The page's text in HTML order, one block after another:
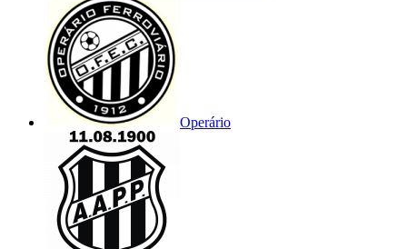
Operário